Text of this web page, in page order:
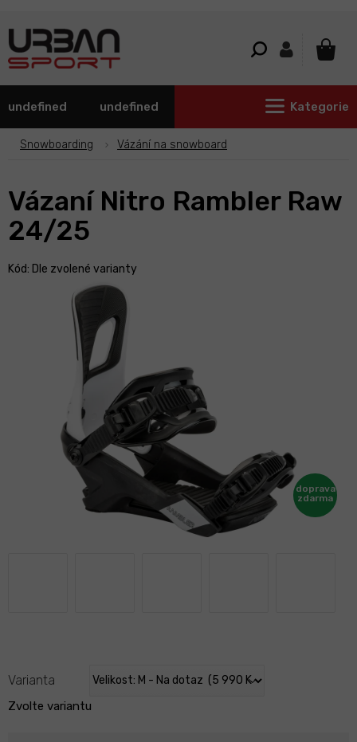
undefined undefined Kategorie
Snowboarding Vázání na snowboard
Vázaní Nitro Rambler Raw
24/25
Kód: Dle zvolené varianty
Zvolte variantu
Varianta